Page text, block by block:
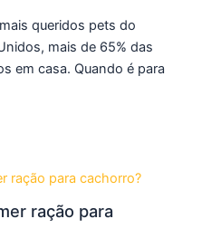
queridos pets do
mais de 65% das
em casa. Quando é para
ração para